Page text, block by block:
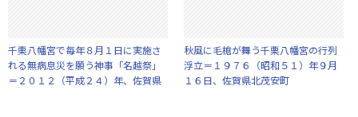
千栗八幡宮で毎年８月１日に実施さ
れる無病息災を願う神事「名越祭」
＝２０１２（平成２４）年、佐賀県
秋風に毛槍が舞う千栗八幡宮の行列
浮立＝１９７６（昭和５１）年９月
１６日、佐賀県北茂安町